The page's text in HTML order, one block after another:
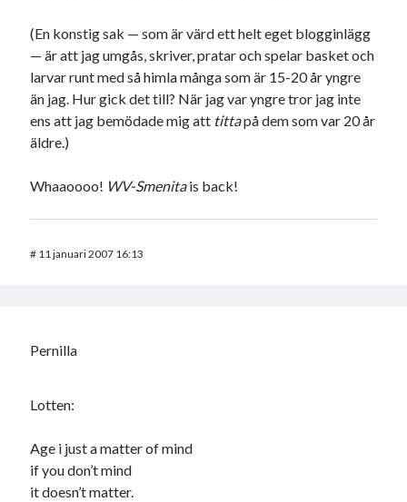
(En konstig sak — som är värd ett helt eget blogginlägg
— är att jag umgås, skriver, pratar och spelar basket och
larvar runt med så himla många som är 15-20 år yngre
än jag. Hur gick det till? När jag var yngre tror jag inte
ens att jag bemödade mig att tittapå dem som var 20 år
äldre.)
Whaaoooo! WV-Smenitais back!
# 11 januari 2007 16:13
Pernilla
Lotten:
Age i just a matter of mind
if you don’t mind
it doesn’t matter.